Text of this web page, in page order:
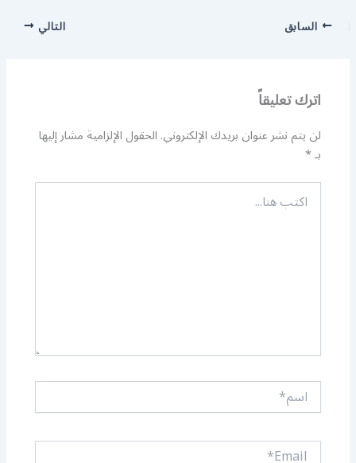
السابق التالي
اترك تعليقاً
لن يتم نشر عنوان بريدك الإلكتروني.الحقول الإلزامية مشار إليها
بـ*
اكتب
هنا...
اسم*
Email*